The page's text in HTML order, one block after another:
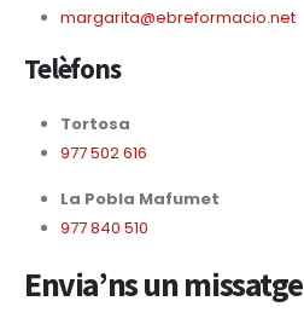
margarita@ebreformacio.net
Telèfons
Tortosa
977 502 616
La Pobla Mafumet
977 840 510
Envia’ns un missatge